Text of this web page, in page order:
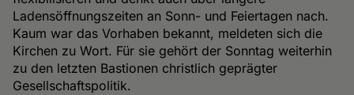
Ladensöffnungszeiten an Sonn- und Feiertagen nach.
Kaum war das Vorhaben bekannt, meldeten sich die
Kirchen zu Wort. Für sie gehört der Sonntag weiterhin
zu den letzten Bastionen christlich geprägter
Gesellschaftspolitik.